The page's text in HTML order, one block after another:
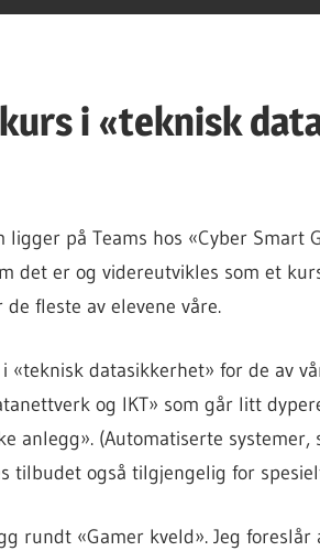
i «teknisk
på Teams hos «Cyber Smart
det er og videreutvikles som et
fleste av elevene våre.
datasikkerhet» for de av
og IKT» som går litt
anlegg». (Automatiserte systemer,
tilbudet også tilgjengelig for
rundt «Gamer kveld». Jeg